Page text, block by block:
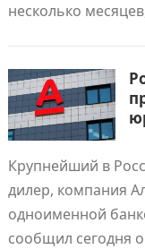
несколько
Крупнейший в
дилер, компания
одноименной
сообщил сегодня